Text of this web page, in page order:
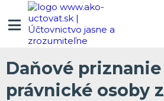
Daňové
právnické osoby